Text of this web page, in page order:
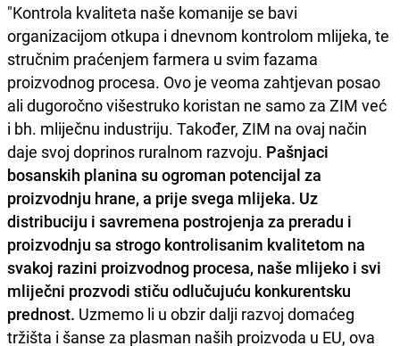
"Kontrola kvaliteta naše komanije se bavi
organizacijom otkupa i dnevnom kontrolom mlijeka, te
stručnim praćenjem farmera u svim fazama
proizvodnog procesa. Ovo je veoma zahtjevan posao
ali dugoročno višestruko koristan ne samo za ZIM već
i bh. mliječnu industriju. Također, ZIM na ovaj način
daje svoj doprinos ruralnom razvoju. Pašnjaci
bosanskih planina su ogroman potencijal za
proizvodnju hrane, a prije svega mlijeka. Uz
distribuciju i savremena postrojenja za preradu i
proizvodnju sa strogo kontrolisanim kvalitetom na
svakoj razini proizvodnog procesa, naše mlijeko i svi
mliječni prozvodi stiču odlučujuću konkurentsku
prednost. Uzmemo li u obzir dalji razvoj domaćeg
tržišta i šanse za plasman naših proizvoda u EU, ova